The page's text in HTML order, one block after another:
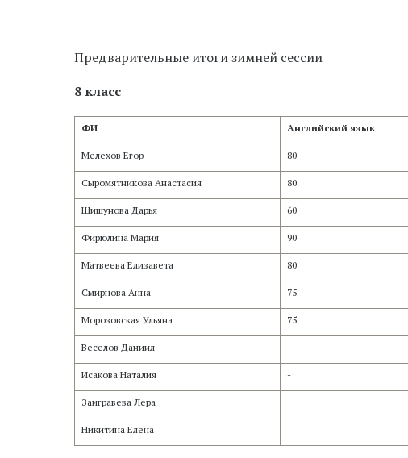
Предварительные итоги зимней сессии
8 класс
ФИ Английский язык
Мелехов Егор 80
Сыромятникова Анастасия 80
Шишунова Дарья 60
Фирюлина Мария 90
Матвеева Елизавета 80
Смирнова Анна 75
Морозовская Ульяна 75
Веселов Даниил
Исакова Наталия -
Заигравева Лера
Никитина Елена